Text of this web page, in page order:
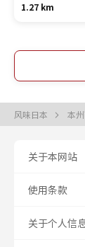
1.27 km
风味日本 本
关于本网站
使用条款
关于个人信